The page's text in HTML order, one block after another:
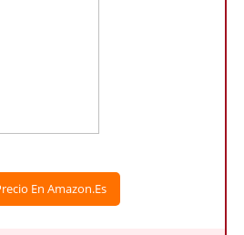
En Amazon.es